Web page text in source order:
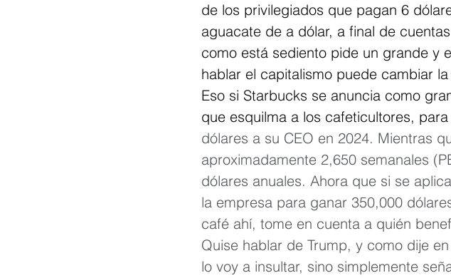
de los privilegiados que pagan 6
aguacate de a dólar, a final de
como está sediento pide un grande y
hablar el capitalismo puede cambiar
Eso si Starbucks se anuncia como
que esquilma a los cafeticultores,
dólares a su CEO en 2024. Mientras
aproximadamente 2,650 semanales
dólares anuales. Ahora que si se
la empresa para ganar 350,000
café ahí, tome en cuenta a quién
Quise hablar de Trump, y como dije
lo voy a insultar, sino simplemente